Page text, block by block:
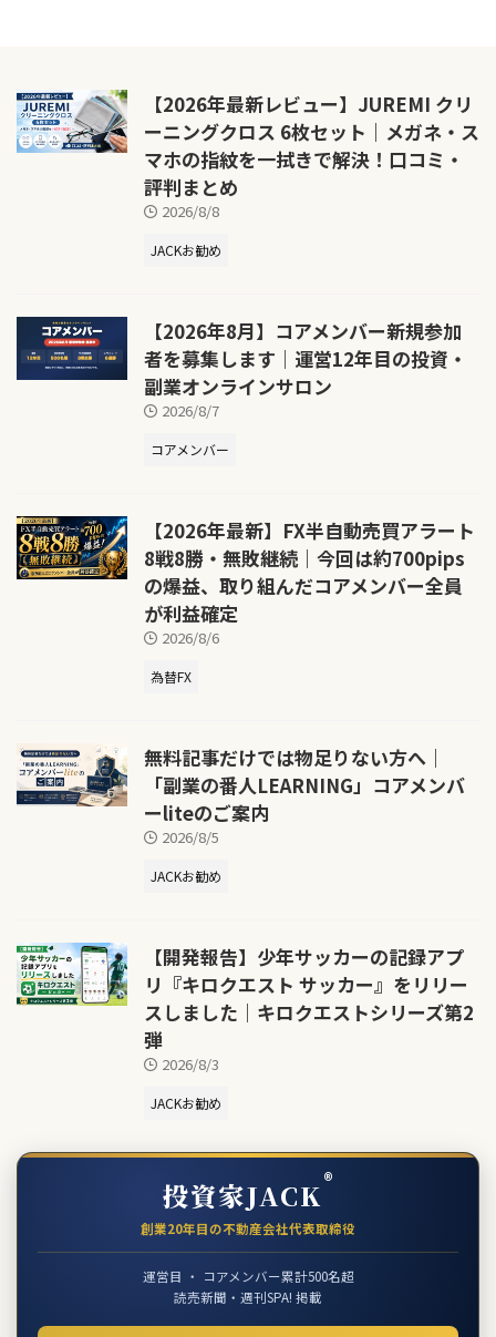
【2026年最新レビュー】JUREMI クリ
ーニングクロス 6枚セット｜メガネ・ス
マホの指紋を一拭きで解決！口コミ・
評判まとめ
2026/8/8
JACKお勧め
【2026年8月】コアメンバー新規参加
者を募集します｜運営12年目の投資・
副業オンラインサロン
2026/8/7
コアメンバー
【2026年最新】FX半自動売買アラート
8戦8勝・無敗継続｜今回は約700pips
の爆益、取り組んだコアメンバー全員
が利益確定
2026/8/6
為替FX
無料記事だけでは物足りない方へ｜
「副業の番人LEARNING」コアメンバ
ーliteのご案内
2026/8/5
JACKお勧め
【開発報告】少年サッカーの記録アプ
リ『キロクエスト サッカー』をリリー
スしました｜キロクエストシリーズ第2
弾
2026/8/3
JACKお勧め
投資家JACK®
創業20年目の不動産会社代表取締役
運営目 ・ コアメンバー累計500名超
読売新聞・週刊SPA! 掲載